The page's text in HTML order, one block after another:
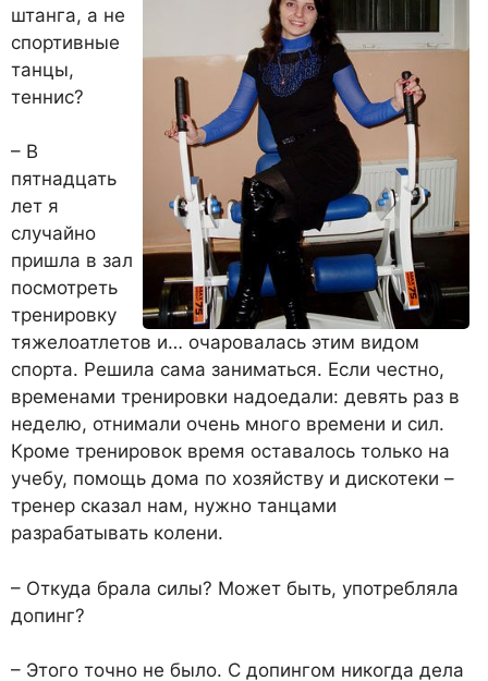
штанга, а не
спортивные
танцы,
теннис?
– В
пятнадцать
лет я
случайно
пришла в зал
посмотреть
тренировку
тяжелоатлетов и… очаровалась этим видом
спорта. Решила сама заниматься. Если честно,
временами тренировки надоедали: девять раз в
неделю, отнимали очень много времени и сил.
Кроме тренировок время оставалось только на
учебу, помощь дома по хозяйству и дискотеки –
тренер сказал нам, нужно танцами
разрабатывать колени.
– Откуда брала силы? Может быть, употребляла
допинг?
– Этого точно не было. С допингом никогда дела